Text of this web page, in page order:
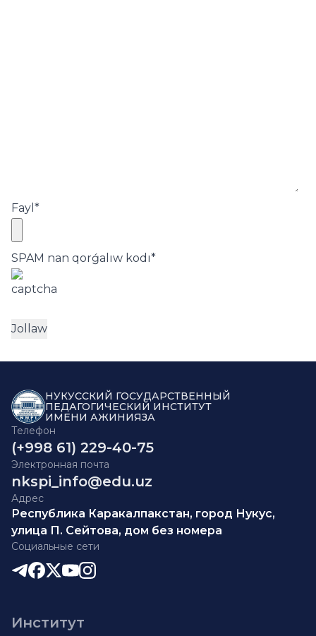
Fayl *
SPAM nan qorǵalıw kodı*
НУКУССКИЙ ГОСУДАРСТВЕННЫЙ
ПЕДАГОГИЧЕСКИЙ ИНСТИТУТ
ИМЕНИ АЖИНИЯЗА
Телефон
(+998 61) 229-40-75
Электронная почта
nkspi_info@edu.uz
Адрес
Республика Каракалпакстан, город Нукус,
улица П. Сейтова, дом без номера
Социальные сети
Институт